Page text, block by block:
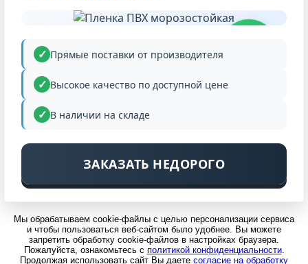
Прямые поставки от производителя
Высокое качество по доступной цене
В наличии на складе
ЗАКАЗАТЬ НЕДОРОГО
Мы обрабатываем cookie-файлы с целью персонализации сервиса
и чтобы пользоваться веб-сайтом было удобнее. Вы можете
запретить обработку cookie-файлов в настройках браузера.
Пожалуйста, ознакомьтесь с политикой конфиденциальности.
Продолжая использовать сайт Вы даете согласие на обработку